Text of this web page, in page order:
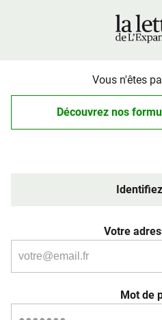
Vous n'êtes
Découvrez nos
Votre
Mot de